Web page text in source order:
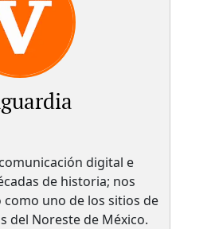
digital e
de historia; nos
uno de los sitios de
del Noreste de México.